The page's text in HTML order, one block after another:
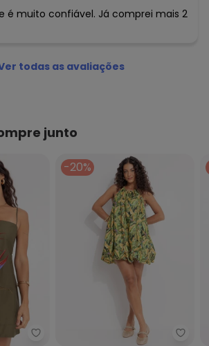
é muito confiável. Já comprei mais 2
todas as avaliações
junto
Farm - Vestido Curto Maxi
-20%